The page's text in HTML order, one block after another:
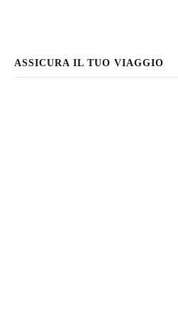
ASSICURA IL TUO VIAGGIO